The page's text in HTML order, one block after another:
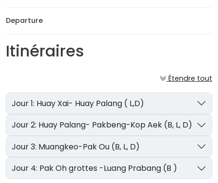
Departure
Itinéraires
Étendre tout
Jour 1: Huay Xai- Huay Palang ( L,D)
Jour 2: Huay Palang- Pakbeng-Kop Aek (B, L, D)
Jour 3: Muangkeo-Pak Ou (B, L, D)
Jour 4: Pak Oh grottes -Luang Prabang (B )